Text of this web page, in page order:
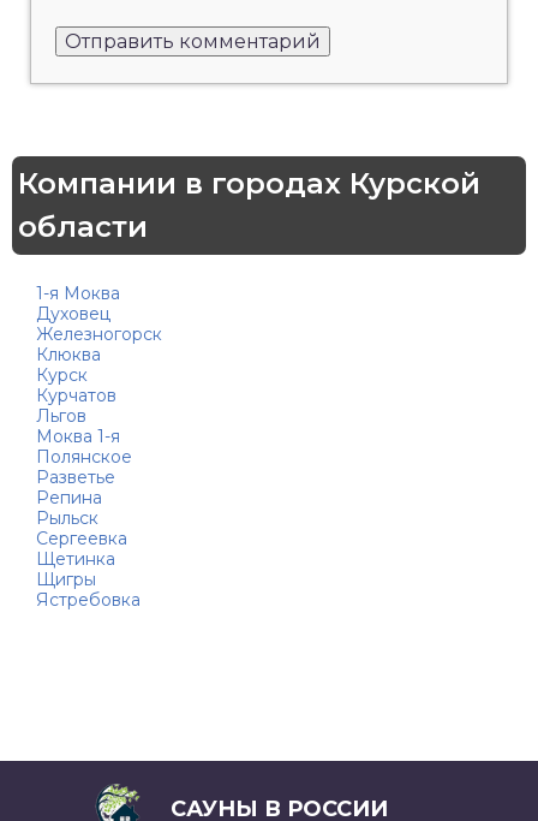
Компании в городах Курской
области
1-я Моква
Духовец
Железногорск
Клюква
Курск
Курчатов
Льгов
Моква 1-я
Полянское
Разветье
Репина
Рыльск
Сергеевка
Щетинка
Щигры
Ястребовка
САУНЫ В РОССИИ